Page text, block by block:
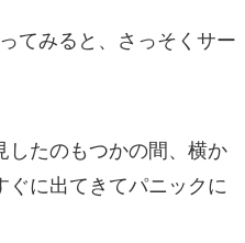
てみると、さっそくサー
たのもつかの間、横か
ぐに出てきてパニックに